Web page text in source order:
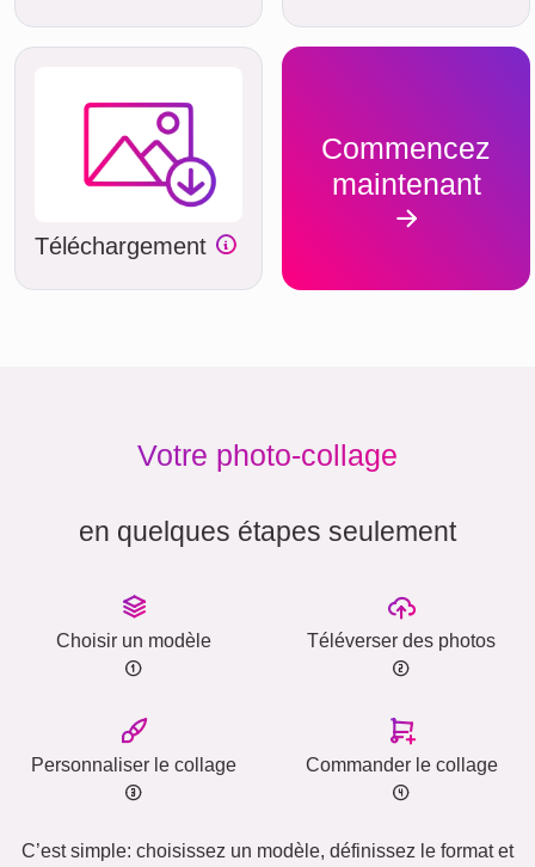
Téléchargement
Commencez
maintenant
Votre photo-collage
en quelques étapes seulement
Choisir un modèle Téléverser des photos
Personnaliser le collage Commander le collage
C’est simple: choisissez un modèle, définissez le format et